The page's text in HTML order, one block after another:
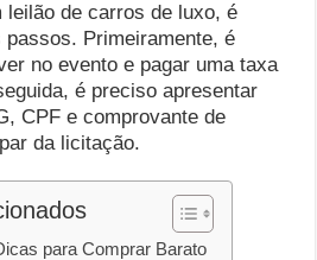
leilão de carros de luxo, é
Primeiramente, é
no evento e pagar uma taxa
é preciso apresentar
CPF e comprovante de
da licitação.
para Comprar Barato